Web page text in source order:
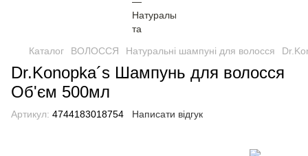
Каталог ВОЛОССЯ Натуральні шампуні для волосся
Dr.Konopka´s Шампунь для волосся
Об'єм 500мл
Артикул: 4744183018754 Написати відгук